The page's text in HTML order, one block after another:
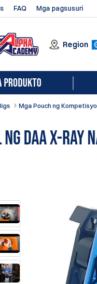
FAQ Mga pagsusuri
Region
PRODUKTO
Mga Pouch ng
DAA X-Ray